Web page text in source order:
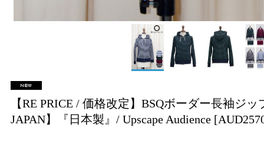
【RE PRICE / 価格改定】BSQボーダー長袖ジ
JAPAN】『日本製』/ Upscape Audience